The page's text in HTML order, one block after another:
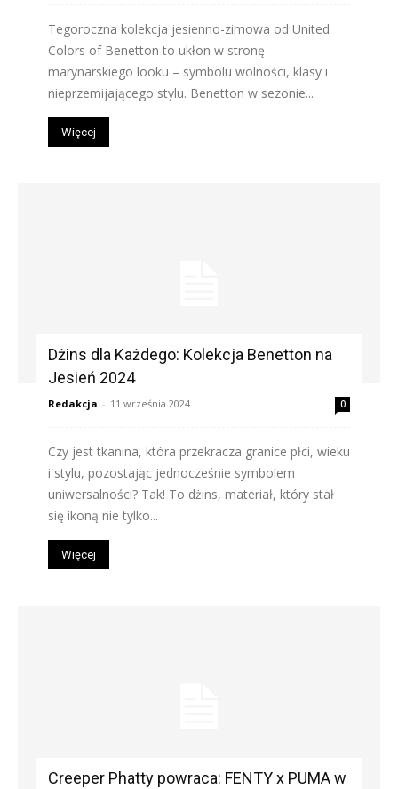
Tegoroczna kolekcja jesienno-zimowa od United
Colors of Benetton to ukłon w stronę
marynarskiego looku – symbolu wolności, klasy i
nieprzemijającego stylu. Benetton w sezonie...
Więcej
Dżins dla Każdego: Kolekcja Benetton na
Jesień 2024
Redakcja - 11 września 2024 0
Czy jest tkanina, która przekracza granice płci, wieku
i stylu, pozostając jednocześnie symbolem
uniwersalności? Tak! To dżins, materiał, który stał
się ikoną nie tylko...
Więcej
Creeper Phatty powraca: FENTY x PUMA w